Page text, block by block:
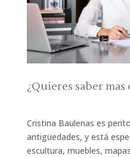
¿Quieres saber mas
Cristina Baulenas es
antigüedades, y está
escultura, muebles,